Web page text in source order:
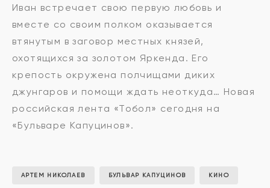
Иван встречает свою первую любовь и
вместе со своим полком оказывается
втянутым в заговор местных князей,
охотящихся за золотом Яркенда. Его
крепость окружена полчищами диких
джунгаров и помощи ждать неоткуда… Новая
российская лента «Тобол» сегодня на
«Бульваре Капуцинов».
АРТЕМ НИКОЛАЕВ БУЛЬВАР КАПУЦИНОВ КИНО